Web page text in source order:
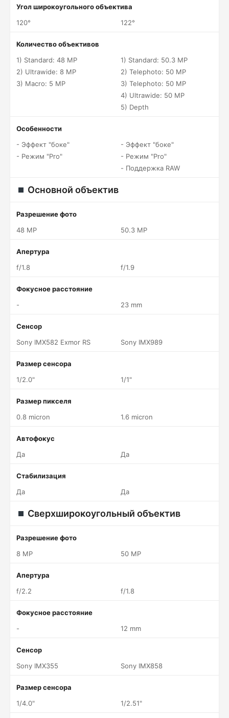
Угол широкоугольного объектива
120°
122°
Количество объективов
1) Standard: 48 MP
2) Ultrawide: 8 MP
3) Macro: 5 MP
1) Standard: 50.3 MP
2) Telephoto: 50 MP
3) Telephoto: 50 MP
4) Ultrawide: 50 MP
5) Depth
Особенности
- Эффект "боке"
- Режим "Pro"
- Эффект "боке"
- Режим "Pro"
- Поддержка RAW
Основной объектив
Разрешение фото
48 MP
50.3 MP
Апертура
f/1.8
f/1.9
Фокусное расстояние
-
23 mm
Сенсор
Sony IMX582 Exmor RS
Sony IMX989
Размер сенсора
1/2.0"
1/1"
Размер пикселя
0.8 micron
1.6 micron
Автофокус
Да
Да
Стабилизация
Да
Да
Сверхширокоугольный объектив
Разрешение фото
8 MP
50 MP
Апертура
f/2.2
f/1.8
Фокусное расстояние
-
12 mm
Сенсор
Sony IMX355
Sony IMX858
Размер сенсора
1/4.0"
1/2.51"